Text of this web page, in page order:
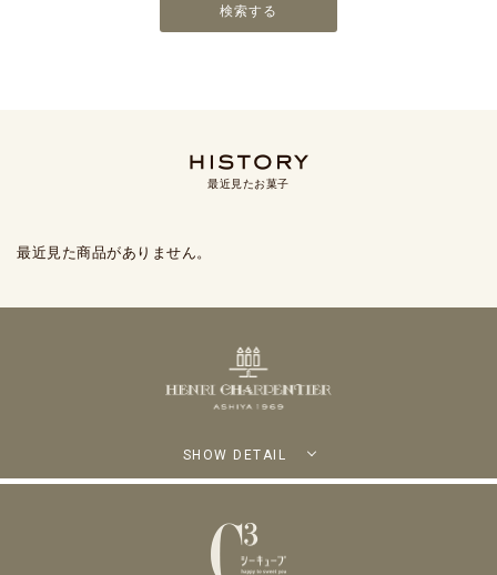
最近見たお菓子
最近見た商品がありません。
SHOW DETAIL